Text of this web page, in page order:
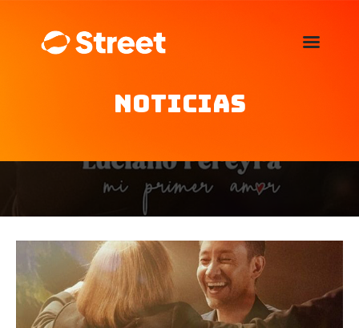
Noticias
La Street FM 101.5
Noticias
Agenda
Publicitá
Familia de auspiciantes